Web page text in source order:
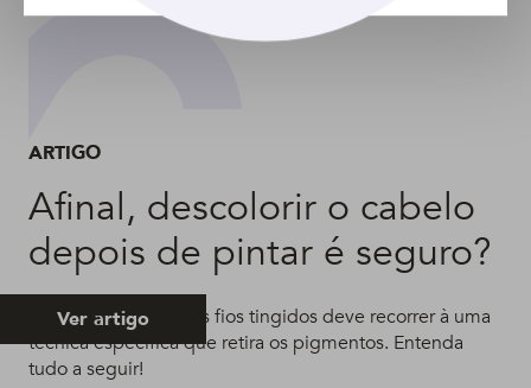
ARTIGO
Afinal, descolorir o cabelo
depois de pintar é seguro?
Quem quer clarear os fios tingidos deve recorrer à uma
técnica específica que retira os pigmentos. Entenda
tudo a seguir!
Ver artigo